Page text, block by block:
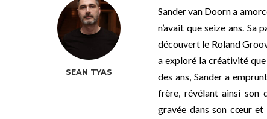
SEAN TYAS
Sander van Doorn a
n’avait que seize ans. Sa
découvert le Roland
a exploré la créativité
des ans, Sander a
frère, révélant ainsi son
gravée dans son cœur et